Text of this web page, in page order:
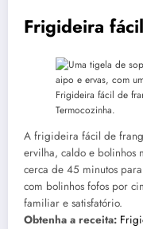
Frigideira
Frigideira fácil de
Termocozinha.
A frigideira fácil de
ervilha, caldo e bolinhos
cerca de 45 minutos
com bolinhos fofos por
familiar e satisfatório.
Obtenha a receita: